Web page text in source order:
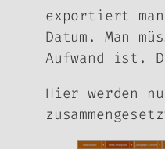
exportiert
Datum. Man
Aufwand ist.
Hier werden